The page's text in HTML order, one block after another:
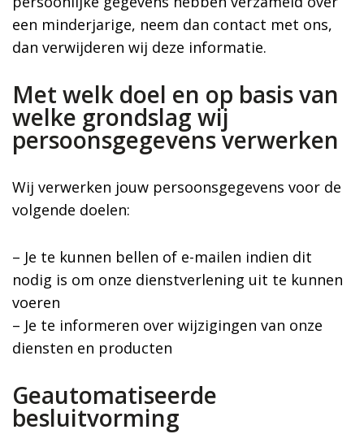
een minderjarige, neem dan contact met ons,
dan verwijderen wij deze informatie.
Met welk doel en op basis van
welke grondslag wij
persoonsgegevens verwerken
Wij verwerken jouw persoonsgegevens voor de
volgende doelen:
– Je te kunnen bellen of e-mailen indien dit
nodig is om onze dienstverlening uit te kunnen
voeren
– Je te informeren over wijzigingen van onze
diensten en producten
Geautomatiseerde
besluitvorming